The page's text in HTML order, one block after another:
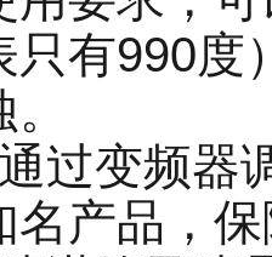
只有990
过变频器
名产品，